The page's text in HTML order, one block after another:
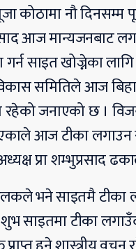
कोठामा नौ दिनसम्म
आज मान्यजनबाट
गर्न साइत खोज्नेका लागि
समितिले आज
रहेको जनाएको छ ।
आज टीका लगाउन
प्रा शम्भुप्रसाद
भने साइतमै टीका
साइतमा टीका